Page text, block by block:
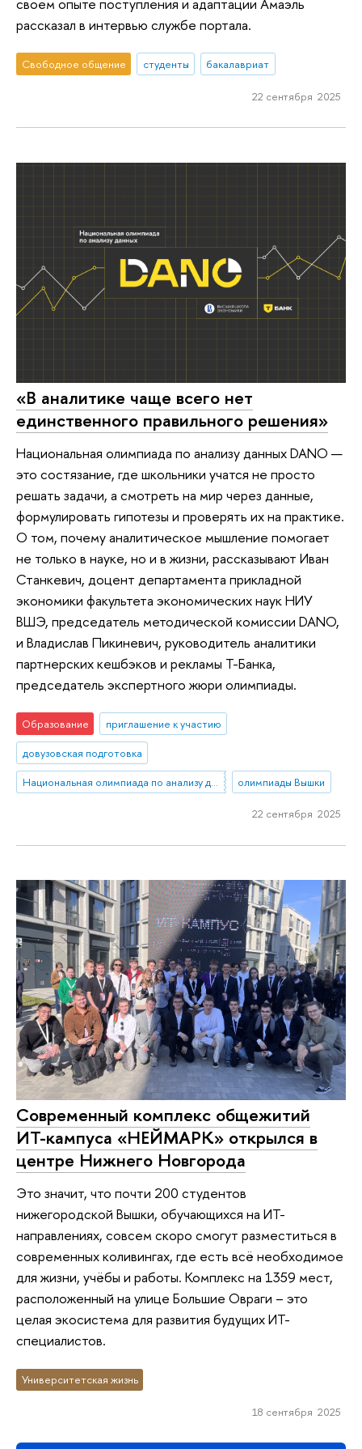
рассказал в интервью службе портала.
Свободное общение студенты бакалавриат
22 сентября 2025
«В аналитике чаще всего нет
единственного правильного решения»
Национальная олимпиада по анализу данных DANO —
это состязание, где школьники учатся не просто
решать задачи, а смотреть на мир через данные,
формулировать гипотезы и проверять их на практике.
О том, почему аналитическое мышление помогает
не только в науке, но и в жизни, рассказывают Иван
Станкевич, доцент департамента прикладной
экономики факультета экономических наук НИУ
ВШЭ, председатель методической комиссии DANO,
и Владислав Пикиневич, руководитель аналитики
партнерских кешбэков и рекламы Т-Банка,
председатель экспертного жюри олимпиады.
Образование
приглашение к участию
довузовская подготовка
Национальная олимпиада по анализу данных «DANO»
олимпиады Вышки
22 сентября 2025
Современный комплекс общежитий
ИТ-кампуса «НЕЙМАРК» открылся в
центре Нижнего Новгорода
Это значит, что почти 200 студентов
нижегородской Вышки, обучающихся на ИТ-
направлениях, совсем скоро смогут разместиться в
современных коливингах, где есть всё необходимое
для жизни, учёбы и работы. Комплекс на 1359 мест,
расположенный на улице Большие Овраги – это
целая экосистема для развития будущих ИТ-
специалистов.
Университетская жизнь
18 сентября 2025